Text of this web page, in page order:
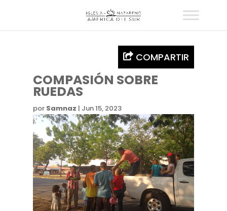
COMPARTIR
COMPASIÓN SOBRE
RUEDAS
por Samnaz | Jun 15, 2023